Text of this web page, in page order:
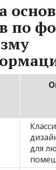
по
для